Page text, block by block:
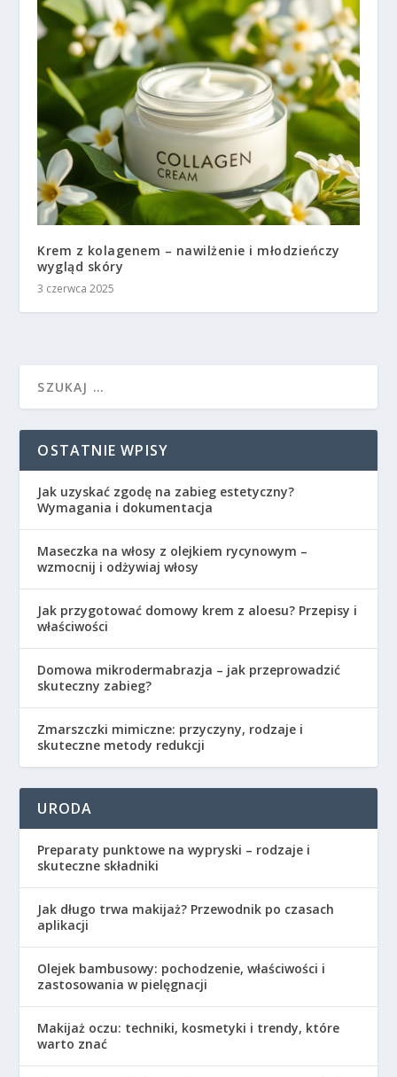
Krem z kolagenem – nawilżenie i młodzieńczy
wygląd skóry
3 czerwca 2025
OSTATNIE WPISY
Jak uzyskać zgodę na zabieg estetyczny?
Wymagania i dokumentacja
Maseczka na włosy z olejkiem rycynowym –
wzmocnij i odżywiaj włosy
Jak przygotować domowy krem z aloesu? Przepisy i
właściwości
Domowa mikrodermabrazja – jak przeprowadzić
skuteczny zabieg?
Zmarszczki mimiczne: przyczyny, rodzaje i
skuteczne metody redukcji
URODA
Preparaty punktowe na wypryski – rodzaje i
skuteczne składniki
Jak długo trwa makijaż? Przewodnik po czasach
aplikacji
Olejek bambusowy: pochodzenie, właściwości i
zastosowania w pielęgnacji
Makijaż oczu: techniki, kosmetyki i trendy, które
warto znać